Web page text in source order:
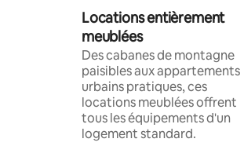
Locations entièrement
meublées
Des cabanes de montagne
paisibles aux appartements
urbains pratiques, ces
locations meublées offrent
tous les équipements d'un
logement standard.